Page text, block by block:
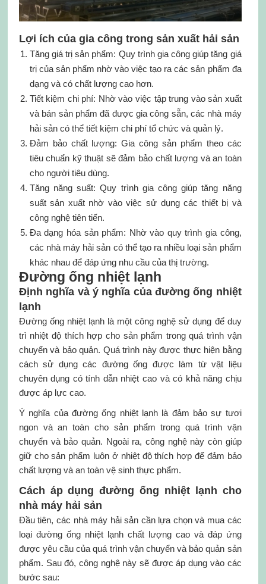
Lợi ích của gia công trong sản xuất hải sản
Tăng giá trị sản phẩm: Quy trình gia công giúp tăng giá
trị của sản phẩm nhờ vào việc tạo ra các sản phẩm đa
dạng và có chất lượng cao hơn.
Tiết kiệm chi phí: Nhờ vào việc tập trung vào sản xuất
và bán sản phẩm đã được gia công sẵn, các nhà máy
hải sản có thể tiết kiệm chi phí tổ chức và quản lý.
Đảm bảo chất lượng: Gia công sản phẩm theo các
tiêu chuẩn kỹ thuật sẽ đảm bảo chất lượng và an toàn
cho người tiêu dùng.
Tăng năng suất: Quy trình gia công giúp tăng năng
suất sản xuất nhờ vào việc sử dụng các thiết bị và
công nghệ tiên tiến.
Đa dạng hóa sản phẩm: Nhờ vào quy trình gia công,
các nhà máy hải sản có thể tạo ra nhiều loại sản phẩm
khác nhau để đáp ứng nhu cầu của thị trường.
Đường ống nhiệt lạnh
Định nghĩa và ý nghĩa của đường ống nhiệt
lạnh
Đường ống nhiệt lạnh là một công nghệ sử dụng để duy
trì nhiệt độ thích hợp cho sản phẩm trong quá trình vận
chuyển và bảo quản. Quá trình này được thực hiện bằng
cách sử dụng các đường ống được làm từ vật liệu
chuyên dụng có tính dẫn nhiệt cao và có khả năng chịu
được áp lực cao.
Ý nghĩa của đường ống nhiệt lạnh là đảm bảo sự tươi
ngon và an toàn cho sản phẩm trong quá trình vận
chuyển và bảo quản. Ngoài ra, công nghệ này còn giúp
giữ cho sản phẩm luôn ở nhiệt độ thích hợp để đảm bảo
chất lượng và an toàn vệ sinh thực phẩm.
Cách áp dụng đường ống nhiệt lạnh cho
nhà máy hải sản
Đầu tiên, các nhà máy hải sản cần lựa chọn và mua các
loại đường ống nhiệt lạnh chất lượng cao và đáp ứng
được yêu cầu của quá trình vận chuyển và bảo quản sản
phẩm. Sau đó, công nghệ này sẽ được áp dụng vào các
bước sau: